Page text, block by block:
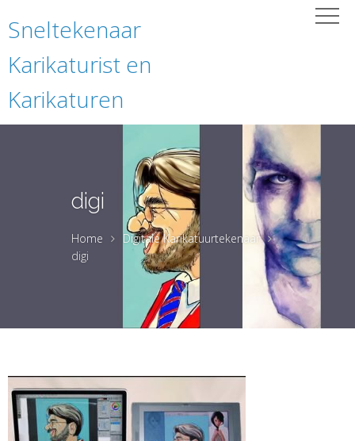
Sneltekenaar
Karikaturist en
Karikaturen
digi
Home
Digitale Karikatuurtekenaar
digi